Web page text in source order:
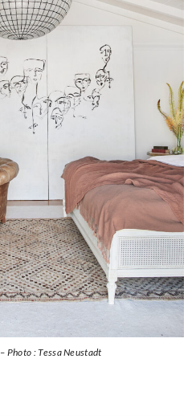
– Photo : Tessa Neustadt